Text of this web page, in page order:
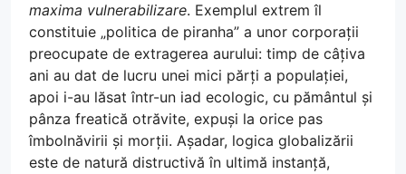
maxima vulnerabilizare. Exemplul extrem îl
constituie „politica de piranha” a unor corporații
preocupate de extragerea aurului: timp de câțiva
ani au dat de lucru unei mici părți a populației,
apoi i-au lăsat într-un iad ecologic, cu pământul și
pânza freatică otrăvite, expuși la orice pas
îmbolnăvirii și morții. Așadar, logica globalizării
este de natură distructivă în ultimă instanță,